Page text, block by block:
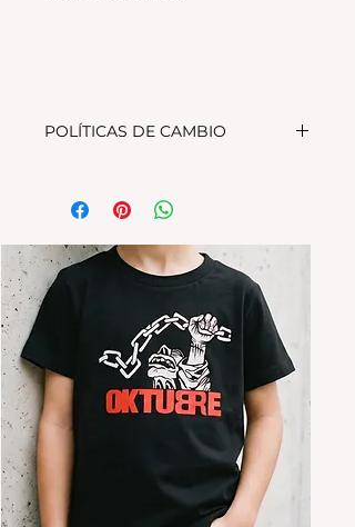
POLÍTICAS DE CAMBIO
cambio, el producto debe
encontrarse sin uso y en su
packaging original.Los cambios
se realizan solamente por lo
disponible en stock en el
local.Tener en cuenta que se
estampa a pedido, el stock de la
tienda online para compras
nuevas NO es el mismo que el del
local
Los productos personalizados NO
*La ropa de otras temporadas o
rebajas tanto de la tienda online
como del local NO TIENE